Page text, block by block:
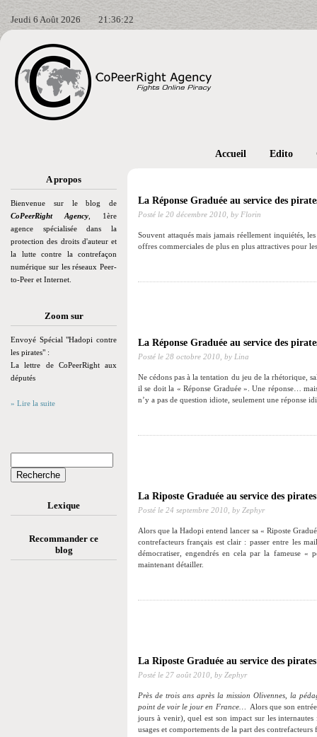
Jeudi 6 Août 2026 21:36:23
A propos
Bienvenue sur le blog de
CoPeerRight Agency , 1ère
agence spécialisée dans la
protection des droits d'auteur et
la lutte contre la contrefaçon
numérique sur les réseaux Peer-
to-Peer et Internet.
Zoom sur
Envoyé Spécial "Hadopi contre
les pirates" :
La lettre de CoPeerRight aux
députés
» Lire la suite
Lexique
Recommander ce
blog
Accueil Edito
La Réponse Graduée au service des
Posté le 20 décembre 2010, by Florin
Souvent attaqués mais jamais réellement inquiétés,
offres commerciales de plus en plus attractives pour
La Réponse Graduée au service des
Posté le 28 octobre 2010, by Lina
Ne cédons pas à la tentation du jeu de la rhétorique,
il se doit la « Réponse Graduée ». Une réponse…
n’y a pas de question idiote, seulement une réponse
La Riposte Graduée au service des
Posté le 24 septembre 2010, by Zephyr
Alors que la Hadopi entend lancer sa « Riposte
contrefacteurs français est clair : passer entre les
démocratiser, engendrés en cela par la fameuse «
maintenant détailler.
La Riposte Graduée au service des
Posté le 27 août 2010, by Zephyr
Près de trois ans après la mission Olivennes, la
point de voir le jour en France…
Alors que son
jours à venir), quel est son impact sur les
usages et comportements de la part des